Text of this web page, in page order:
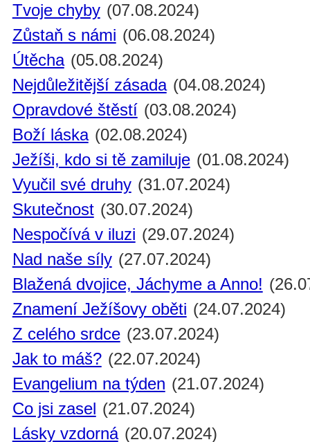
Tvoje chyby (07.08.2024)
Zůstaň s námi (06.08.2024)
Útěcha (05.08.2024)
Nejdůležitější zásada (04.08.2024)
Opravdové štěstí (03.08.2024)
Boží láska (02.08.2024)
Ježíši, kdo si tě zamiluje (01.08.2024)
Vyučil své druhy (31.07.2024)
Skutečnost (30.07.2024)
Nespočívá v iluzi (29.07.2024)
Nad naše síly (27.07.2024)
Blažená dvojice, Jáchyme a Anno!
Znamení Ježíšovy oběti (24.07.2024)
Z celého srdce (23.07.2024)
Jak to máš? (22.07.2024)
Evangelium na týden (21.07.2024)
Co jsi zasel (21.07.2024)
Lásky vzdorná (20.07.2024)